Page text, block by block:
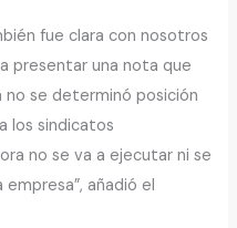
fue clara con nosotros
presentar una nota que
no se determinó posición
los sindicatos
no se va a ejecutar ni se
añadió el